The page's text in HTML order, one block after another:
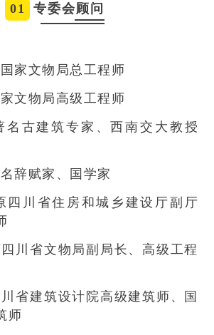
01 专委会顾问
家文物局总工程师
文物局高级工程师
古建筑专家、西南交大教授
辞赋家、国学家
川省住房和城乡建设厅副厅
川省文物局副局长、高级工程
省建筑设计院高级建筑师、国
师